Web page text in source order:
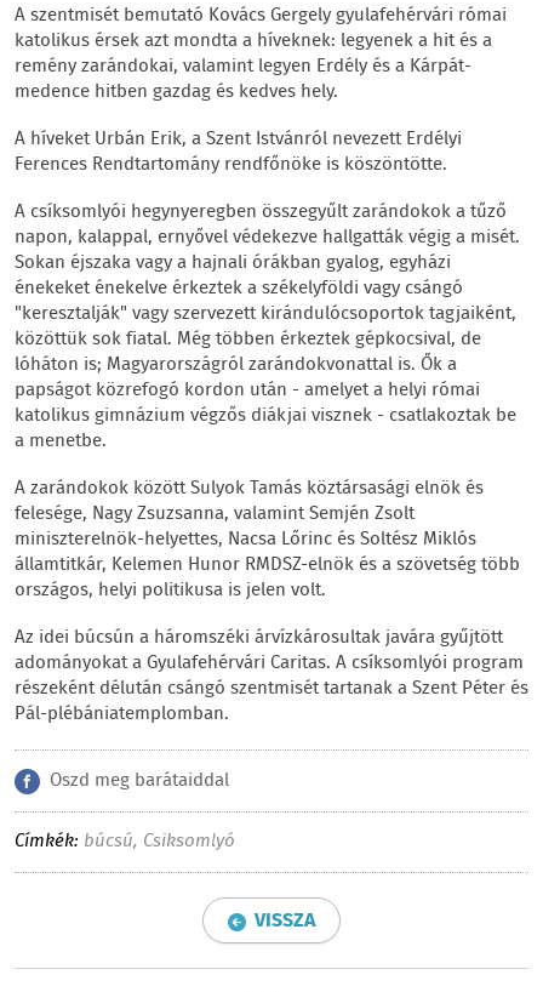
A szentmisét bemutató Kovács Gergely gyulafehérvári római
katolikus érsek azt mondta a híveknek: legyenek a hit és a
remény zarándokai, valamint legyen Erdély és a Kárpát-
medence hitben gazdag és kedves hely.
A híveket Urbán Erik, a Szent Istvánról nevezett Erdélyi
Ferences Rendtartomány rendfőnöke is köszöntötte.
A csíksomlyói hegynyeregben összegyűlt zarándokok a tűző
napon, kalappal, ernyővel védekezve hallgatták végig a misét.
Sokan éjszaka vagy a hajnali órákban gyalog, egyházi
énekeket énekelve érkeztek a székelyföldi vagy csángó
"keresztalják" vagy szervezett kirándulócsoportok tagjaiként,
közöttük sok fiatal. Még többen érkeztek gépkocsival, de
lóháton is; Magyarországról zarándokvonattal is. Ők a
papságot közrefogó kordon után - amelyet a helyi római
katolikus gimnázium végzős diákjai visznek - csatlakoztak be
a menetbe.
A zarándokok között Sulyok Tamás köztársasági elnök és
felesége, Nagy Zsuzsanna, valamint Semjén Zsolt
miniszterelnök-helyettes, Nacsa Lőrinc és Soltész Miklós
államtitkár, Kelemen Hunor RMDSZ-elnök és a szövetség több
országos, helyi politikusa is jelen volt.
Az idei búcsún a háromszéki árvízkárosultak javára gyűjtött
adományokat a Gyulafehérvári Caritas. A csíksomlyói program
részeként délután csángó szentmisét tartanak a Szent Péter és
Pál-plébániatemplomban.
Oszd meg barátaiddal
Címkék: búcsú, Csiksomlyó
VISSZA